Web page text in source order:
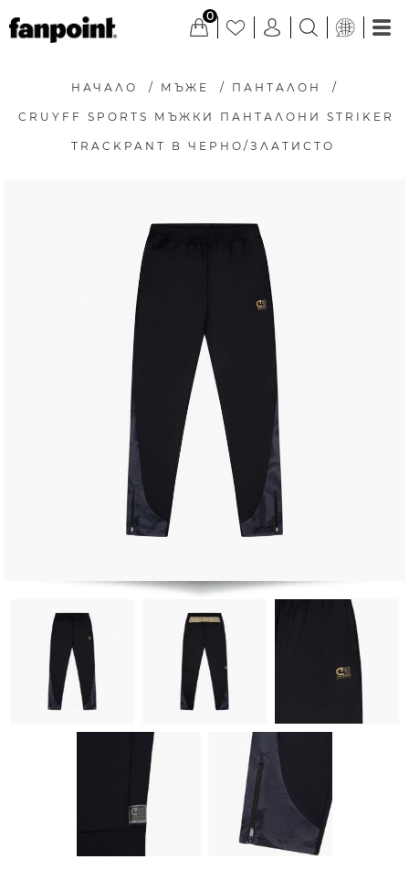
0
НАЧАЛО / МЪЖЕ / ПАНТАЛОН /
CRUYFF SPORTS МЪЖКИ ПАНТАЛОНИ STRIKER
TRACKPANT В ЧЕРНО/ЗЛАТИСТО